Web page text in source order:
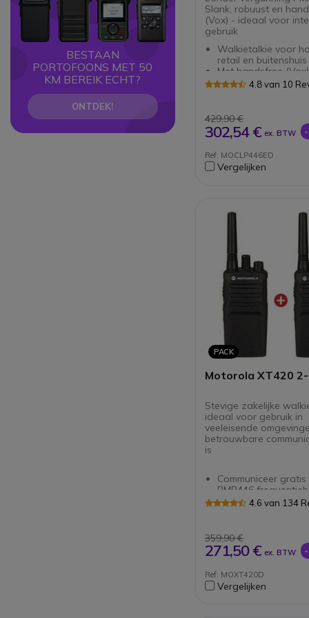
Slank, robuust en
(Vox) - ideaal voor
gebruik
Walkietalkie voor
retail en buitenshuis
Met handsfree
en stevige
Zonder licentie kun
communiceren
Discreet en elegant
met brede dekking
Autonomie batterij
Spraakgestuurde
4.8 van 10
429,90 €
302,54 € ex. BTW
Ref: MOCLP446ED
Vergelijken
PACK
Motorola XT420
Stevige zakelijke
ideaal voor gebruik in
veeleisende
betrouwbare
is
Communiceer
PMR446
Robuust ontwerp:
Heldere
luide omgevingen
Bereik tot 9 km 13
verdiepingen en
16.000m² in ideale
VOX/iVOX-functie -
4.6 van 134
359,90 €
271,50 € ex. BTW
Ref: MOXT420D
Vergelijken
BESTAAN
PORTOFOONS MET 50
KM BEREIK ECHT?
ONTDEK!